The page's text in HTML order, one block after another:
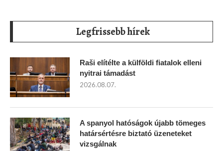
Legfrissebb hírek
Raši elítélte a külföldi fiatalok elleni
nyitrai támadást
2026.08.07.
A spanyol hatóságok újabb tömeges
határsértésre biztató üzeneteket
vizsgálnak